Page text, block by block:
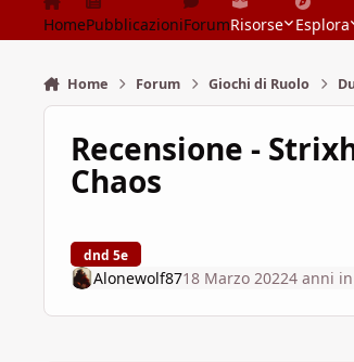
HomePubblicazioniForumRisorse Esplora
Home Forum Giochi di Ruolo
Recensione -
Chaos
dnd 5e
Alonewolf8718 Marzo 20224 anni in